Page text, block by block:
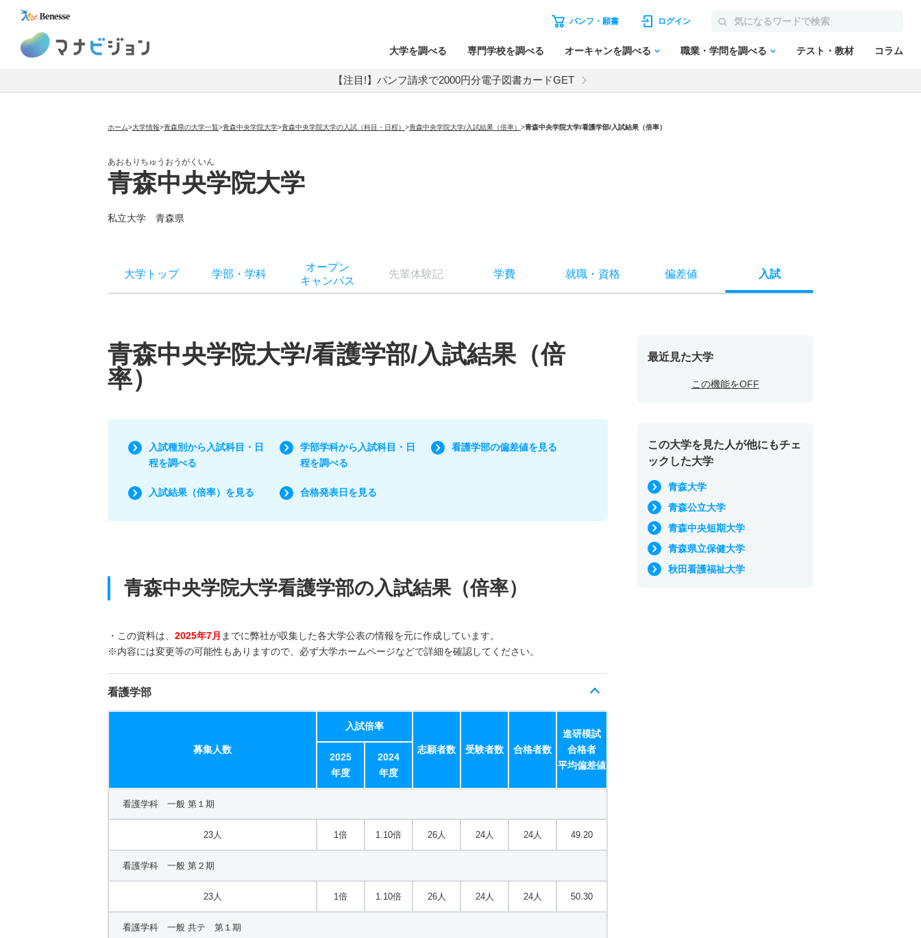
パンフ・願書 ログイン
大学を調べる 専門学校を調べる オーキャンを調べる 職業・学問を調べる テスト・教材 コラム
【注目!】パンフ請求で2000円分電子図書カードGET
ホーム>大学情報>青森県の大学一覧>青森中央学院大学>青森中央学院大学の入試（科目・日程） >青森中央学院大学/入試結果（倍率） >青森中央学院大学/看護学部/入試結果（倍率）
あおもりちゅうおうがくいん
青森中央学院大学
私立大学 青森県
大学トップ 学部 ・ 学科
オープン
キャンパス
先輩体験記 学費 就職・ 資格 偏差値 入試
青森中央学院大学/看護学部/入試結果（倍
率）
入試種別から入試科目・日
程を調べる
学部学科から入試科目・日
程を調べる
看護学部の偏差値を見る
入試結果（倍率）を見る 合格発表日を見る
青森中央学院大学看護学部の入試結果（倍率）
・この資料は、 2025年7月 までに弊社が収集した各大学公表の情報を元に作成しています。
※内容には変更等の可能性もありますので、必ず大学ホームページなどで詳細を確認してください。
看護学部
募集人数
入試倍率
志願者数 受験者数 合格者数
進研模試
合格者
平均偏差値
2025
年度
2024
年度
看護学科 一般 第１期
23人 1倍 1.10倍 26人 24人 24人 49.20
看護学科 一般 第２期
23人 1倍 1.10倍 26人 24人 24人 50.30
看護学科 一般 共テ 第１期
最近見た大学
この機能をOFF
この大学を見た人が他にもチェ
ックした大学
青森大学
青森公立大学
青森中央短期大学
青森県立保健大学
秋田看護福祉大学